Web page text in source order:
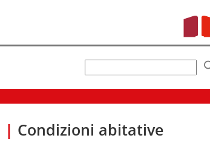
| Condizioni abitative